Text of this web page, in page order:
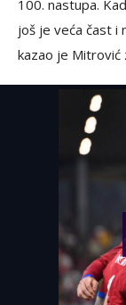
100. nastupa.
još je veća čast i
kazao je Mitrović